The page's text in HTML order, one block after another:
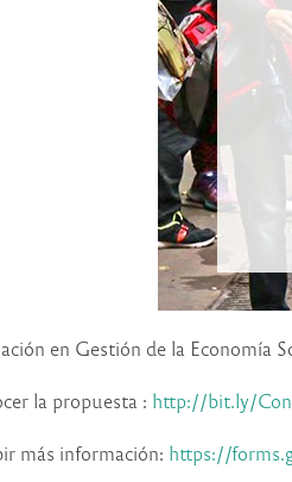
en Gestión de la Economía
la propuesta : http://bit.ly/
más información: https://forms.